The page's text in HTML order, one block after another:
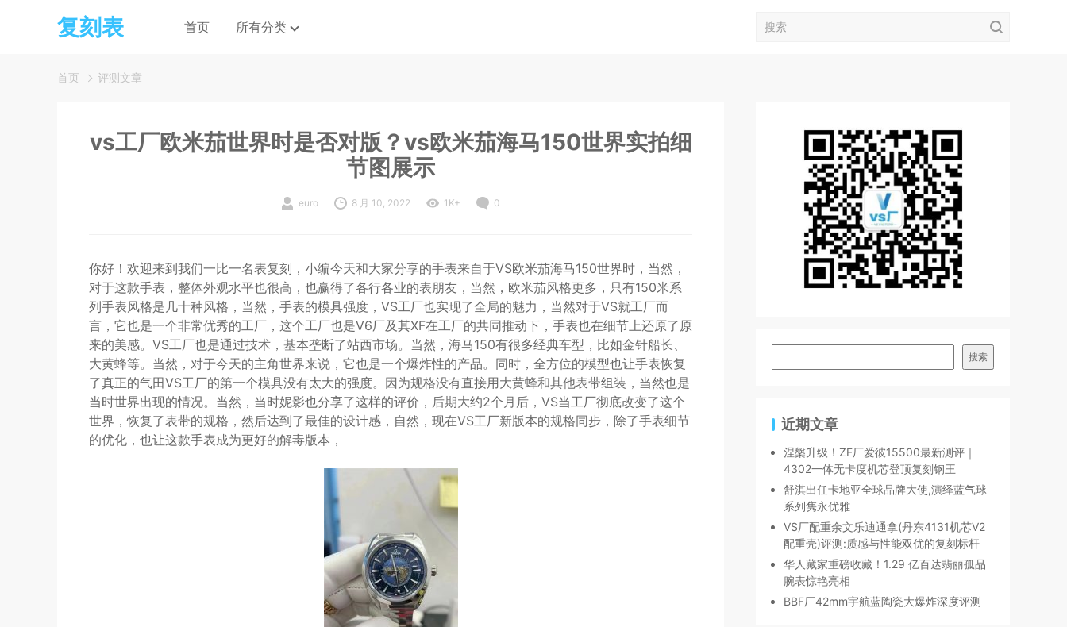
复刻表 首页 所有分类
首页 评测文章
vs工厂欧米茄世界时是否对版？vs欧米茄海马150世界实拍细
节图展示
euro 8 月 10, 2022 1K+ 0
你好！欢迎来到我们一比一名表复刻，小编今天和大家分享的手表来自于VS欧米茄海马150世界时，当然，
对于这款手表，整体外观水平也很高，也赢得了各行各业的表朋友，当然，欧米茄风格更多，只有150米系
列手表风格是几十种风格，当然，手表的模具强度，VS工厂也实现了全局的魅力，当然对于VS就工厂而
言，它也是一个非常优秀的工厂，这个工厂也是V6厂及其XF在工厂的共同推动下，手表也在细节上还原了原
来的美感。VS工厂也是通过技术，基本垄断了站西市场。当然，海马150有很多经典车型，比如金针船长、
大黄蜂等。当然，对于今天的主角世界来说，它也是一个爆炸性的产品。同时，全方位的模型也让手表恢复
了真正的气田VS工厂的第一个模具没有太大的强度。因为规格没有直接用大黄蜂和其他表带组装，当然也是
当时世界出现的情况。当然，当时妮影也分享了这样的评价，后期大约2个月后，VS当工厂彻底改变了这个
世界，恢复了表带的规格，然后达到了最佳的设计感，自然，现在VS工厂新版本的规格同步，除了手表细节
的优化，也让这款手表成为更好的解毒版本，
搜索
近期文章
涅槃升级！ZF厂爱彼15500最新测评｜
4302一体无卡度机芯登顶复刻钢王
舒淇出任卡地亚全球品牌大使,演绎蓝气球
系列隽永优雅
VS厂配重余文乐迪通拿(丹东4131机芯V2
配重壳)评测:质感与性能双优的复刻标杆
华人藏家重磅收藏！1.29 亿百达翡丽孤品
腕表惊艳亮相
BBF厂42mm宇航蓝陶瓷大爆炸深度评测